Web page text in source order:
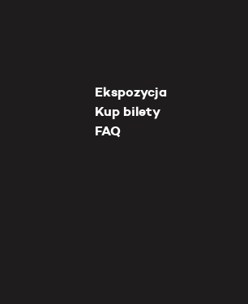
Ekspozycja
Kup bilety
FAQ